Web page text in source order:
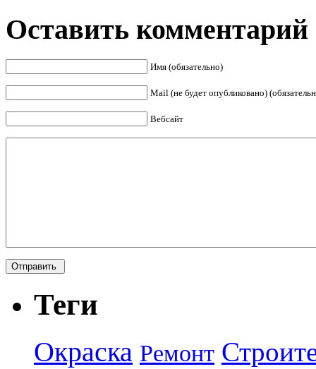
Оставить комментарий
Имя (обязательно)
Mail (не будет опубликовано)
Вебсайт
Теги
Окраска Ремонт